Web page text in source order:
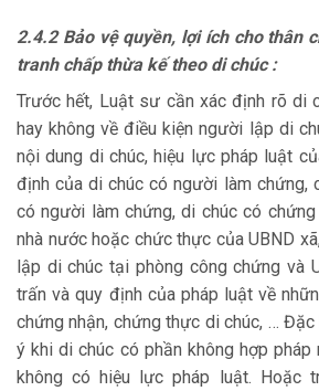
2.4.2 Bảo vệ quyền, lợi ích cho thân
tranh chấp thừa kế theo di chúc :
Trước hết, Luật sư cần xác định rõ di
hay không về điều kiện người lập di
nội dung di chúc, hiệu lực pháp luật
định của di chúc có người làm chứng,
có người làm chứng, di chúc có
nhà nước hoặc chức thực của UBND
lập di chúc tại phòng công chứng và
trấn và quy định của pháp luật về
chứng nhận, chứng thực di chúc, …
ý khi di chúc có phần không hợp pháp
không có hiệu lực pháp luật. Hoặc